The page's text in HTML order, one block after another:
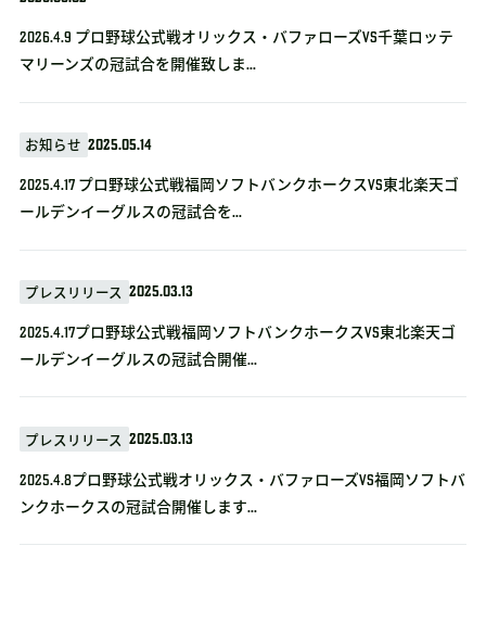
2026.4.9 プロ野球公式戦オリックス・バファローズvs千葉ロッテ
マリーンズの冠試合を開催致しま...
お知らせ 2025.05.14
2025.4.17 プロ野球公式戦福岡ソフトバンクホークスVS東北楽天ゴ
ールデンイーグルスの冠試合を...
プレスリリース 2025.03.13
2025.4.17プロ野球公式戦福岡ソフトバンクホークスVS東北楽天ゴ
ールデンイーグルスの冠試合開催...
プレスリリース 2025.03.13
2025.4.8プロ野球公式戦オリックス・バファローズvs福岡ソフトバ
ンクホークスの冠試合開催します...